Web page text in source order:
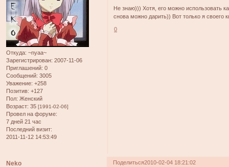
Откуда: ~nyaa~
Зарегистрирован: 2007-11-06
Приглашений: 0
Сообщений: 3005
Уважение: +258
Позитив: +127
Пол: Женский
Возраст: 35 [1991-02-06]
Провел на форуме:
7 дней 21 час
Последний визит:
2011-11-12 14:53:49
Не знаю))) Хотя, его можно использовать
снова можно дарить)) Вот только я своего
0
Поделиться2010-02-04 18:21:02
Neko